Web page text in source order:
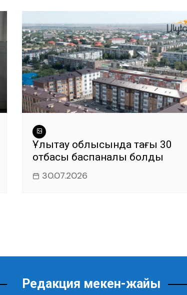
Ұлытау облысында тағы 30
отбасы баспаналы болды
30.07.2026
Редакция мекен-жайы